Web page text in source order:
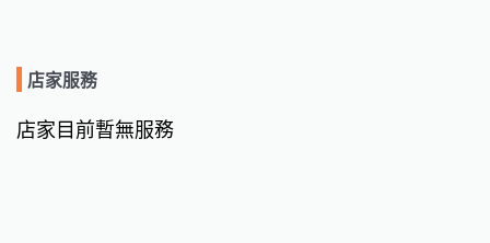
店家服務
店家目前暫無服務